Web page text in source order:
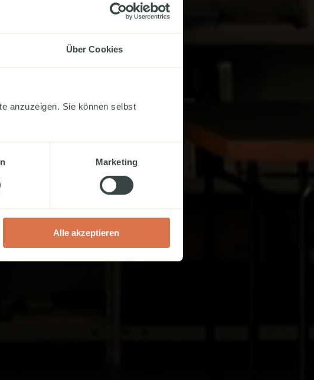
Über Cookies
anzuzeigen. Sie können selbst
Marketing
Alle akzeptieren